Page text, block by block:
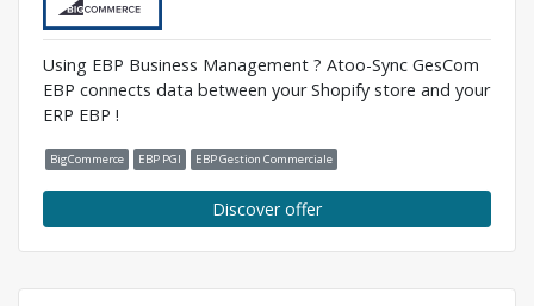
Using EBP Business Management ? Atoo-Sync GesCom
EBP connects data between your Shopify store and your
ERP EBP !
BigCommerce EBP PGI EBP Gestion Commerciale
Discover offer